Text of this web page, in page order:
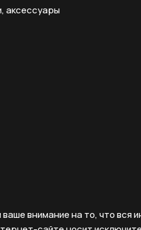
аксессуары
внимание на то, что вся